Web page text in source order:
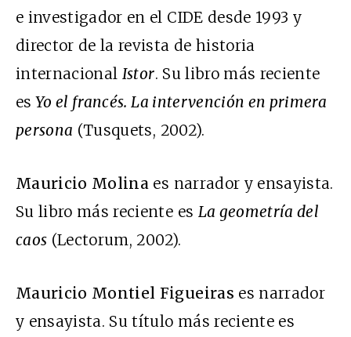
e investigador en el CIDE desde 1993 y
director de la revista de historia
internacional Istor. Su libro más reciente
es Yo el francés. La intervención en primera
persona (Tusquets, 2002).
Mauricio Molina es narrador y ensayista.
Su libro más reciente es La geometría del
caos (Lectorum, 2002).
Mauricio Montiel Figueiras es narrador
y ensayista. Su título más reciente es